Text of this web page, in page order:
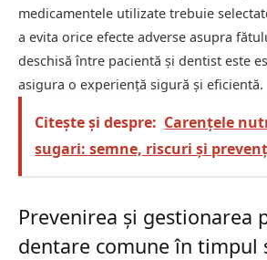
medicamentele utilizate trebuie
a evita orice efecte adverse asupra
deschisă între pacientă și dentist este
asigura o experiență sigură și eficientă.
Citește și despre: Carențele
sugari: semne, riscuri și
Prevenirea și gestionarea
dentare comune în timpul